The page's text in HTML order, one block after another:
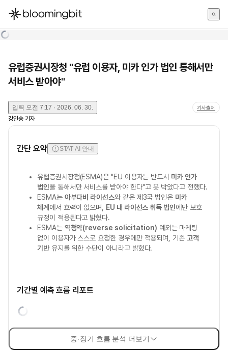
한국어
유럽증권시장청 "유럽 이용자, 미카 인가 법인 통해서만
서비스 받아야"
입력 오전 7:17 · 2026. 06. 30. 기사출처
강민승 기자
간단 요약 STAT AI 안내
유럽증권시장청(ESMA)은 "EU 이용자는 반드시 미카 인가
법인을 통해서만 서비스를 받아야 한다"고 못 박았다고 전했다.
ESMA는 아부다비 라이선스와 같은 제3국 법인은 미카
체계 에서 효력이 없으며, EU 내 라이선스 취득 법인에만 보호
규정이 적용된다고 밝혔다.
ESMA는 역청약(reverse solicitation) 예외는 마케팅
없이 이용자가 스스로 요청한 경우에만 적용되며, 기존 고객
기반유지를 위한 수단이 아니라고 밝혔다.
기간별 예측 흐름 리포트
중·장기 흐름 분석 더보기